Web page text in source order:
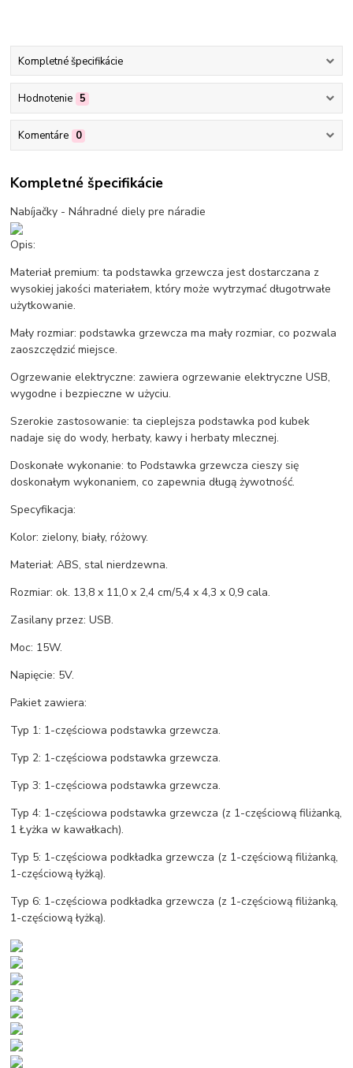
Kompletné špecifikácie
Hodnotenie 5
Komentáre 0
Kompletné špecifikácie
Nabíjačky - Náhradné diely pre náradie
Opis:
Materiał premium: ta podstawka grzewcza jest dostarczana z
wysokiej jakości materiałem, który może wytrzymać długotrwałe
użytkowanie.
Mały rozmiar: podstawka grzewcza ma mały rozmiar, co pozwala
zaoszczędzić miejsce.
Ogrzewanie elektryczne: zawiera ogrzewanie elektryczne USB,
wygodne i bezpieczne w użyciu.
Szerokie zastosowanie: ta cieplejsza podstawka pod kubek
nadaje się do wody, herbaty, kawy i herbaty mlecznej.
Doskonałe wykonanie: to Podstawka grzewcza cieszy się
doskonałym wykonaniem, co zapewnia długą żywotność.
Specyfikacja:
Kolor: zielony, biały, różowy.
Materiał: ABS, stal nierdzewna.
Rozmiar: ok. 13,8 x 11,0 x 2,4 cm/5,4 x 4,3 x 0,9 cala.
Zasilany przez: USB.
Moc: 15W.
Napięcie: 5V.
Pakiet zawiera:
Typ 1: 1-częściowa podstawka grzewcza.
Typ 2: 1-częściowa podstawka grzewcza.
Typ 3: 1-częściowa podstawka grzewcza.
Typ 4: 1-częściowa podstawka grzewcza (z 1-częściową filiżanką,
1 Łyżka w kawałkach).
Typ 5: 1-częściowa podkładka grzewcza (z 1-częściową filiżanką,
1-częściową łyżką).
Typ 6: 1-częściowa podkładka grzewcza (z 1-częściową filiżanką,
1-częściową łyżką).